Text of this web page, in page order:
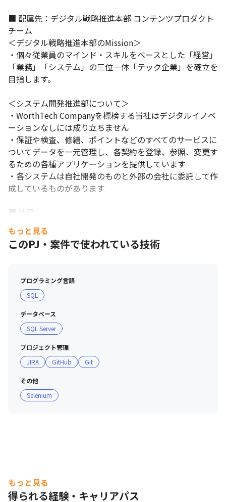
■ 配属先：デジタル戦略推進本部 コンテンツプロダクト
チーム
＜デジタル戦略推進本部のMission＞
・個々従業員のマインド・スキルをベースとした「経営」
「業務」「システム」の三位一体「テック企業」を確立を
目指します。
＜システム開発推進部について＞
・WorthTech Companyを標榜する当社はデジタルイノベ
ーションなしには成り立ちません
・保証や検査、修繕、ポイントなどのすべてのサービスに
ついてデータを一元管理し、各契約を登録、参照、変更す
るための各種アプリケーションを提供しています
・各システムは自社開発のものと外部の会社に委託して作
成しているものがあります
■ 社風
・10回の挑戦のうち1回成功すれば良いという考えのも
と、スピードやチャレンジを重視する風土があるのが特徴
です
れば直接経営層に提案できる機会もあります
・効率良く作業して早く帰宅する風潮が根付いており、残
業は2023年8月現在月平均18.5時間（意欲がある社員に制
限をかけることはなく、働き方は個人に委ねています）
・オフィスで毎週ヨガを無料開催するなどユニークな福利
厚生も豊富です
■ 開発環境
＜技術回り＞
・エンジニアがOS やエディタ、IDE といった個人の環境
前後）
・開発担当がタスク見積もりを実施
もっと見る
このPJ・案件で使われている技術
プログラミング言語
SQL
データベース
SQL Server
プロジェクト管理
JIRA
GitHub Git
その他
Selenium
もっと見る
得られる経験・キャリアパス